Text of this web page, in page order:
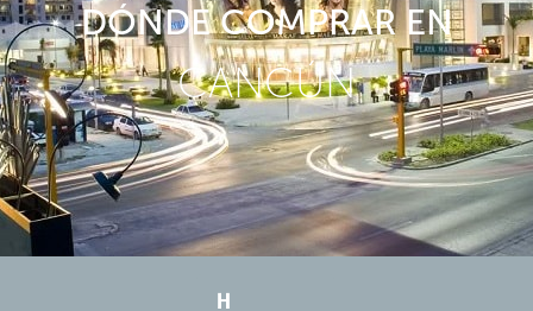
DÓNDE COMPRAR EN
CANCÚN